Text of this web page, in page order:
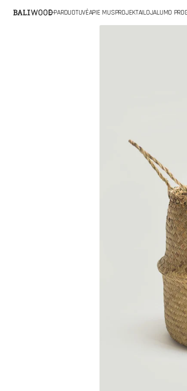
PRIE
E-PARDUOTUVĖAPIE MUSPROJEKTAILOJALUMO